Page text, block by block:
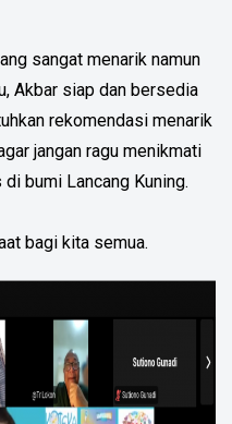
sangat menarik namun
Akbar siap dan bersedia
rekomendasi menarik
jangan ragu menikmati
bumi Lancang Kuning.
bagi kita semua.